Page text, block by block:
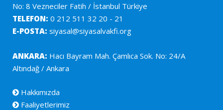
No: 8 Vezneciler Fatih / İstanbul Türkiye
TELEFON: 0 212 511 32 20 - 21
E-POSTA: siyasal@siyasalvakfi.org
ANKARA: Hacı Bayram Mah. Çamlıca Sok. No: 24/A
Altındağ / Ankara
Hakkımızda
Faaliyetlerimiz